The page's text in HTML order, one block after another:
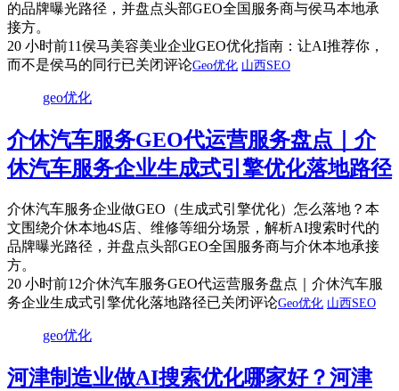
的品牌曝光路径，并盘点头部GEO全国服务商与侯马本地承
接方。
20 小时前11侯马美容美业企业GEO优化指南：让AI推荐你，
而不是侯马的同行已关闭评论Geo优化 山西SEO
geo优化
介休汽车服务GEO代运营服务盘点｜介
休汽车服务企业生成式引擎优化落地路径
介休汽车服务企业做GEO（生成式引擎优化）怎么落地？本
文围绕介休本地4S店、维修等细分场景，解析AI搜索时代的
品牌曝光路径，并盘点头部GEO全国服务商与介休本地承接
方。
20 小时前12介休汽车服务GEO代运营服务盘点｜介休汽车服
务企业生成式引擎优化落地路径已关闭评论Geo优化 山西SEO
geo优化
河津制造业做AI搜索优化哪家好？河津